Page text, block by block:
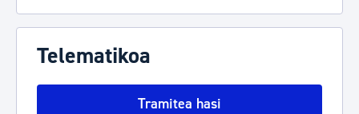
Telematikoa
Tramitea hasi